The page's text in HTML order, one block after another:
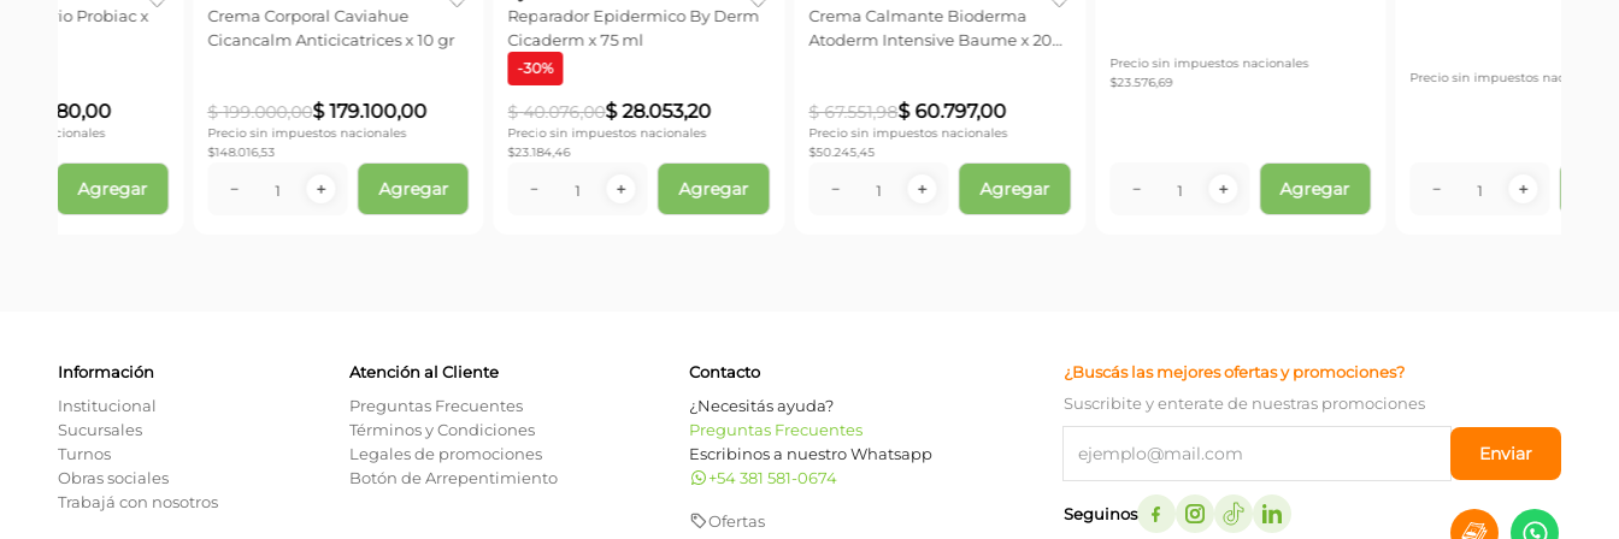
Crema Calmante Bioderma
Atoderm Intensive Baume x 200
$ 67. 60.797,00
Precio sin impuestos nacionales
－ Agregar
Emulsión Panaderm AE x 250 ml
$ 47.546 .527,79
Precio sin impuestos nacionales
－ Agregar
Gentianella Crema Gel x 200 grs
$ 38
Precio sin impuestos nacionales $
－ Agregar
Precio sin impuestos nacionales
－ Agregar No disponible
Información
Institucional
Sucursales
Turnos
Obras sociales
Trabajá con nosotros
Atención al Cliente
Preguntas Frecuentes
Términos y Condiciones
Legales de promociones
Botón de Arrepentimiento
Contacto
¿Necesitás ayuda?
Preguntas Frecuentes
Escribinos a nuestro Whatsapp
+54 381 581-0674
Ofertas
¿Buscás las mejores ofertas y promociones?
Suscribite y enterate de nuestras promociones
Enviar
Seguinos